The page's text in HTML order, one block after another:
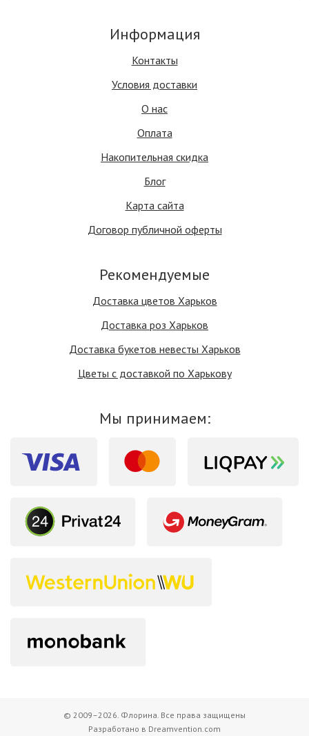
Информация
Контакты
Условия доставки
О нас
Оплата
Накопительная скидка
Блог
Карта сайта
Договор публичной оферты
Рекомендуемые
Доставка цветов Харьков
Доставка роз Харьков
Доставка букетов невесты Харьков
Цветы с доставкой по Харькову
Мы принимаем:
© 2009–2026. Флорина. Все права защищены
Разработано в Dreamvention.com